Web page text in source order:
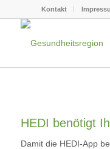
Kontakt
HEDI benötigt
Damit die HEDI-App